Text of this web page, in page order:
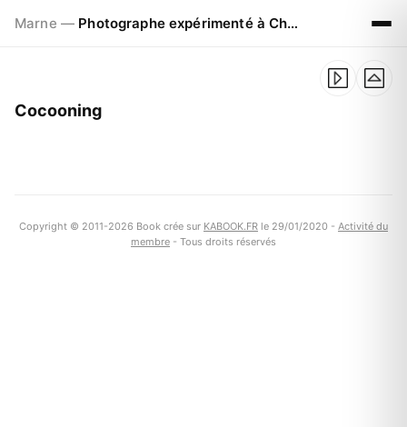
Marne — Photographe expérimenté à Chalons en Champagne
Cocooning
Copyright © 2011-2026 Book crée sur KABOOK.FR le 29/01/2020 - Activité du
membre - Tous droits réservés